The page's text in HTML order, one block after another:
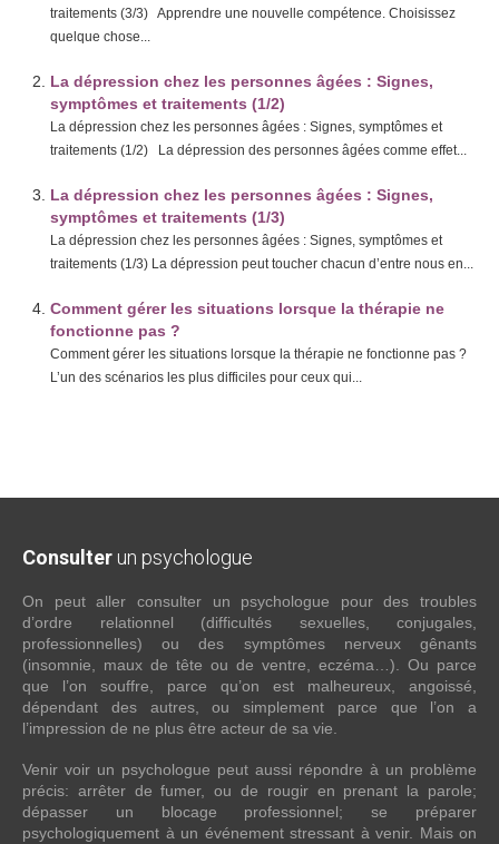
traitements (3/3) Apprendre une nouvelle compétence. Choisissez
quelque chose...
La dépression chez les personnes âgées : Signes,
symptômes et traitements (1/2)
La dépression chez les personnes âgées : Signes, symptômes et
traitements (1/2) La dépression des personnes âgées comme effet...
La dépression chez les personnes âgées : Signes,
symptômes et traitements (1/3)
La dépression chez les personnes âgées : Signes, symptômes et
traitements (1/3) La dépression peut toucher chacun d’entre nous en...
Comment gérer les situations lorsque la thérapie ne
fonctionne pas ?
Comment gérer les situations lorsque la thérapie ne fonctionne pas ?
L’un des scénarios les plus difficiles pour ceux qui...
Consulter un psychologue
On peut aller consulter un psychologue pour des troubles
d’ordre relationnel (difficultés sexuelles, conjugales,
professionnelles) ou des symptômes nerveux gênants
(insomnie, maux de tête ou de ventre, eczéma…). Ou parce
que l’on souffre, parce qu’on est malheureux, angoissé,
dépendant des autres, ou simplement parce que l’on a
l’impression de ne plus être acteur de sa vie.
Venir voir un psychologue peut aussi répondre à un problème
précis: arrêter de fumer, ou de rougir en prenant la parole;
dépasser un blocage professionnel; se préparer
psychologiquement à un événement stressant à venir. Mais on